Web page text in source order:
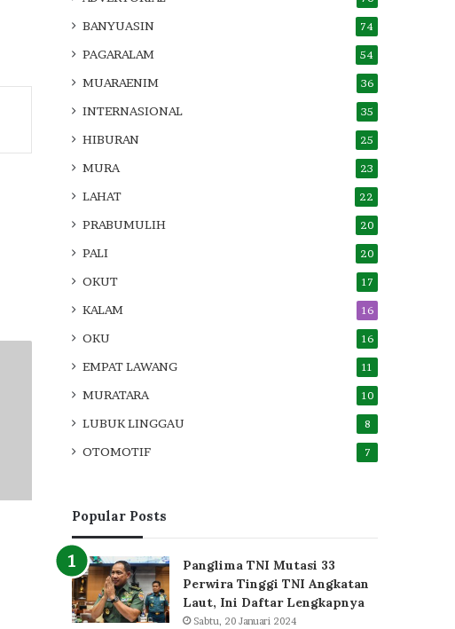
BANYUASIN 74
PAGARALAM 54
MUARAENIM 36
INTERNASIONAL 35
HIBURAN 25
MURA 23
LAHAT 22
PRABUMULIH 20
PALI 20
OKUT 17
KALAM 16
OKU 16
EMPAT LAWANG 11
MURATARA 10
LUBUK LINGGAU 8
OTOMOTIF 7
Popular Posts
Panglima TNI Mutasi 33
Perwira Tinggi TNI Angkatan
Laut, Ini Daftar Lengkapnya
Sabtu, 20 Januari 2024